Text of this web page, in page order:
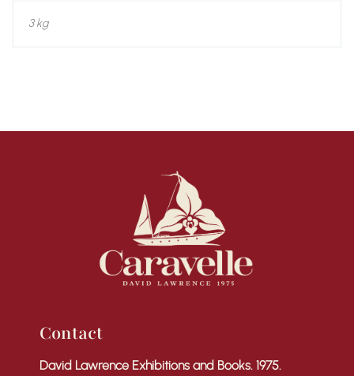
3 kg
Contact
David Lawrence Exhibitions and Books. 1975.